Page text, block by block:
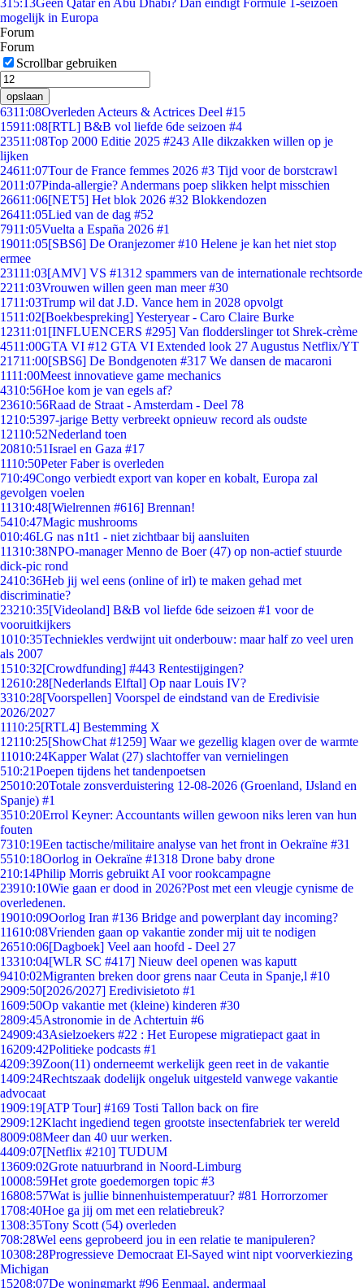
315:13Geen Qatar en Abu Dhabi? Dan eindigt Formule 1-seizoen
mogelijk in Europa
Forum
Forum
Scrollbar gebruiken
opslaan
6311:08Overleden Acteurs & Actrices Deel #15
15911:08[RTL] B&B vol liefde 6de seizoen #4
23511:08Top 2000 Editie 2025 #243 Alle dikzakken willen op je
lijken
24611:07Tour de France femmes 2026 #3 Tijd voor de borstcrawl
2011:07Pinda-allergie? Andermans poep slikken helpt misschien
26611:06[NET5] Het blok 2026 #32 Blokkendozen
26411:05Lied van de dag #52
7911:05Vuelta a España 2026 #1
19011:05[SBS6] De Oranjezomer #10 Helene je kan het niet stop
ermee
23111:03[AMV] VS #1312 spammers van de internationale rechtsorde
2211:03Vrouwen willen geen man meer #30
1711:03Trump wil dat J.D. Vance hem in 2028 opvolgt
1511:02[Boekbespreking] Yesteryear - Caro Claire Burke
12311:01 [INFLUENCERS #295] Van flodderslinger tot Shrek-crème
4511:00GTA VI #12 GTA VI Extended look 27 Augustus Netflix/YT
21711:00[SBS6] De Bondgenoten #317 We dansen de macaroni
1111:00Meest innovatieve game mechanics
4310:56Hoe kom je van egels af?
23610:56Raad de Straat - Amsterdam - Deel 78
1210:5397-jarige Betty verbreekt opnieuw record als oudste
12110:52Nederland toen
20810:51Israel en Gaza #17
1110:50Peter Faber is overleden
710:49Congo verbiedt export van koper en kobalt, Europa zal
gevolgen voelen
11310:48[Wielrennen #616] Brennan!
5410:47Magic mushrooms
010:46LG nas n1t1 - niet zichtbaar bij aansluiten
11310:38NPO-manager Menno de Boer (47) op non-actief stuurde
dick-pic rond
2410:36Heb jij wel eens (online of irl) te maken gehad met
discriminatie?
23210:35[Videoland] B&B vol liefde 6de seizoen #1 voor de
vooruitkijkers
1010:35Techniekles verdwijnt uit onderbouw: maar half zo veel uren
als 2007
1510:32[Crowdfunding] #443 Rentestijgingen?
12610:28[Nederlands Elftal] Op naar Louis IV?
3310:28[Voorspellen] Voorspel de eindstand van de Eredivisie
2026/2027
1110:25[RTL4] Bestemming X
12110:25[ShowChat #1259] Waar we gezellig klagen over de warmte
11010:24Kapper Walat (27) slachtoffer van vernielingen
510:21Poepen tijdens het tandenpoetsen
25010:20Totale zonsverduistering 12-08-2026 (Groenland, IJsland en
Spanje) #1
3510:20Errol Keyner: Accountants willen gewoon niks leren van hun
fouten
7310:19Een tactische/militaire analyse van het front in Oekraïne #31
5510:18Oorlog in Oekraïne #1318 Drone baby drone
210:14Philip Morris gebruikt AI voor rookcampagne
23910:10Wie gaan er dood in 2026?Post met een vleugje cynisme de
overledenen.
19010:09Oorlog Iran #136 Bridge and powerplant day incoming?
11610:08Vrienden gaan op vakantie zonder mij uit te nodigen
26510:06[Dagboek] Veel aan hoofd - Deel 27
13310:04[WLR SC #417] Nieuw deel openen was kaputt
9410:02Migranten breken door grens naar Ceuta in Spanje,l #10
2909:50[2026/2027] Eredivisietoto #1
1609:50Op vakantie met (kleine) kinderen #30
2809:45Astronomie in de Achtertuin #6
24909:43Asielzoekers #22 : Het Europese migratiepact gaat in
16209:42Politieke podcasts #1
4209:39Zoon(11) onderneemt werkelijk geen reet in de vakantie
1409:24Rechtszaak dodelijk ongeluk uitgesteld vanwege vakantie
advocaat
1909:19[ATP Tour] #169 Tosti Tallon back on fire
2909:12Klacht ingediend tegen grootste insectenfabriek ter wereld
8009:08Meer dan 40 uur werken.
4409:07[Netflix #210] TUDUM
13609:02Grote natuurbrand in Noord-Limburg
10008:59Het grote goedemorgen topic #3
16808:57Wat is jullie binnenhuistemperatuur? #81 Horrorzomer
1708:40Hoe ga jij om met een relatiebreuk?
1308:35Tony Scott (54) overleden
708:28Wel eens geprobeerd jou in een relatie te manipuleren?
10308:28Progressieve Democraat El-Sayed wint nipt voorverkiezing
Michigan
15208:07De woningmarkt #96 Eenmaal, andermaal